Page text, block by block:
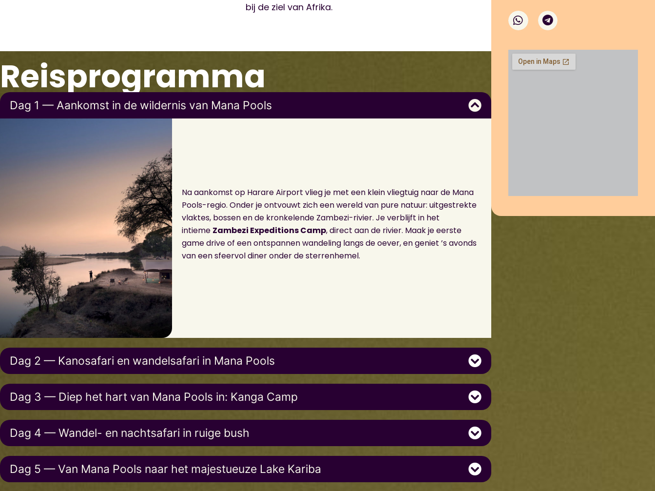
bij de ziel van Afrika.
Reisprogramma
Dag 1 — Aankomst in de wildernis van Mana Pools
Na aankomst op Harare Airport vlieg je met een klein vliegtuig naar de Mana
Pools-regio. Onder je ontvouwt zich een wereld van pure natuur: uitgestrekte
vlaktes, bossen en de kronkelende Zambezi-rivier. Je verblijft in het
intieme Zambezi Expeditions Camp, direct aan de rivier. Maak je eerste
game drive of een ontspannen wandeling langs de oever, en geniet ’s avonds
van een sfeervol diner onder de sterrenhemel.
Dag 2 — Kanosafari en wandelsafari in Mana Pools
Dag 3 — Diep het hart van Mana Pools in: Kanga Camp
Dag 4 — Wandel- en nachtsafari in ruige bush
Dag 5 — Van Mana Pools naar het majestueuze Lake Kariba